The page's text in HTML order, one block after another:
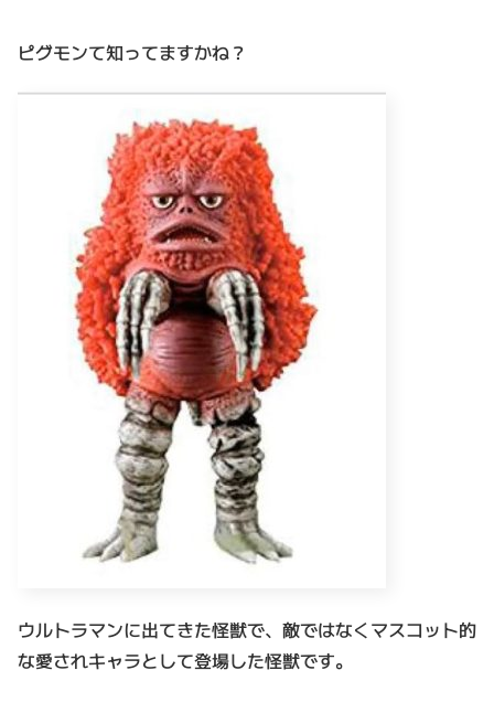
ピグモンて知ってますかね？
ウルトラマンに出てきた怪獣で、敵ではなくマスコット的
な愛されキャラとして登場した怪獣です。